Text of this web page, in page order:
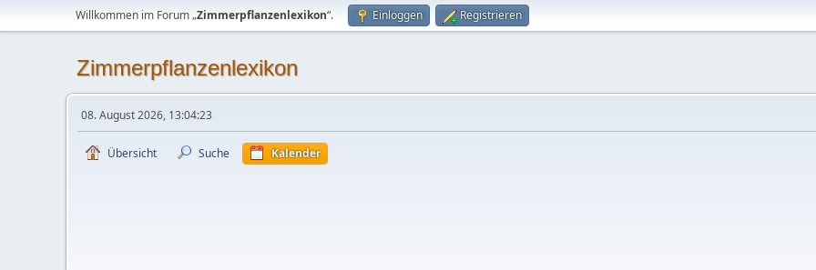
Willkommen im Forum „Zimmerpflanzenlexikon“. Einloggen Registrieren
Zimmerpflanzenlexikon
08. August 2026, 13:04:23
Übersicht Suche Kalender